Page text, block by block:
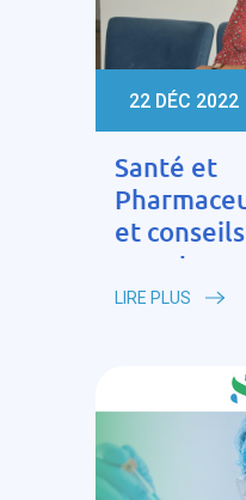
22 DÉC 2022
Santé et
et
LIRE PLUS